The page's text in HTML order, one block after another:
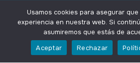
Design byAgencia Marketing
Privacidad
Usamos cookies para asegurar
experiencia en nuestra web. Si
asumiremos que estás de
Aceptar
Rechazar